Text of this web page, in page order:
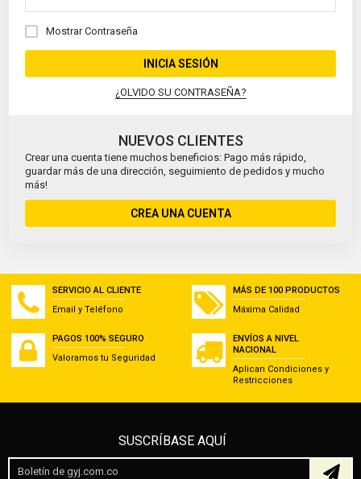
Mostrar Contraseña
INICIA SESIÓN
¿OLVIDO SU CONTRASEÑA?
NUEVOS CLIENTES
Crear una cuenta tiene muchos beneficios: Pago más rápido,
guardar más de una dirección, seguimiento de pedidos y mucho
más!
CREA UNA CUENTA
SERVICIO AL CLIENTE
Email y Teléfono
MÁS DE 100 PRODUCTOS
Máxima Calidad
PAGOS 100% SEGURO
Valoramos tu Seguridad
ENVÍOS A NIVEL
NACIONAL
Aplican Condiciones y
Restricciones
SUSCRÍBASE AQUÍ